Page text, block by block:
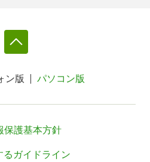
ン版 パソコン版
保護基本方針
ガイドライン